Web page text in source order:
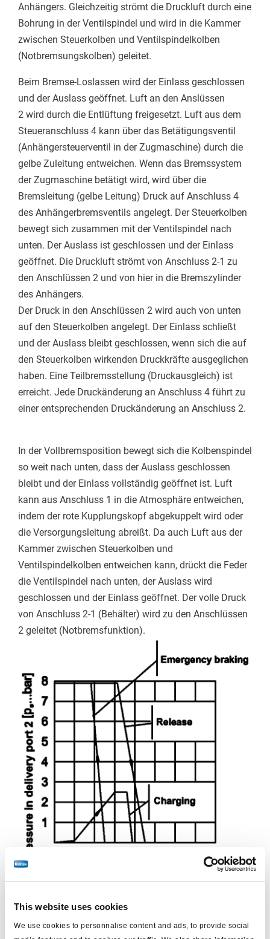
This website uses cookies
We use cookies to personnalise content and ads, to provide social
Anhängers. Gleichzeitig strömt die Druckluft durch eine
Bohrung in der Ventilspindel und wird in die Kammer
zwischen Steuerkolben und Ventilspindelkolben
(Notbremsungskolben) geleitet.
Beim Bremse-Loslassen wird der Einlass geschlossen
und der Auslass geöffnet. Luft an den Anslüssen
2 wird durch die Entlüftung freigesetzt. Luft aus dem
Steueranschluss 4 kann über das Betätigungsventil
(Anhängersteuerventil in der Zugmaschine) durch die
gelbe Zuleitung entweichen. Wenn das Bremssystem
der Zugmaschine betätigt wird, wird über die
Bremsleitung (gelbe Leitung) Druck auf Anschluss 4
des Anhängerbremsventils angelegt. Der Steuerkolben
bewegt sich zusammen mit der Ventilspindel nach
unten. Der Auslass ist geschlossen und der Einlass
geöffnet. Die Druckluft strömt von Anschluss 2-1 zu
den Anschlüssen 2 und von hier in die Bremszylinder
des Anhängers.
Der Druck in den Anschlüssen 2 wird auch von unten
auf den Steuerkolben angelegt. Der Einlass schließt
und der Auslass bleibt geschlossen, wenn sich die auf
den Steuerkolben wirkenden Druckkräfte ausgeglichen
haben. Eine Teilbremsstellung (Druckausgleich) ist
erreicht. Jede Druckänderung an Anschluss 4 führt zu
einer entsprechenden Druckänderung an Anschluss 2.
In der Vollbremsposition bewegt sich die Kolbenspindel
so weit nach unten, dass der Auslass geschlossen
bleibt und der Einlass vollständig geöffnet ist. Luft
kann aus Anschluss 1 in die Atmosphäre entweichen,
indem der rote Kupplungskopf abgekuppelt wird oder
die Versorgungsleitung abreißt. Da auch Luft aus der
Kammer zwischen Steuerkolben und
Ventilspindelkolben entweichen kann, drückt die Feder
die Ventilspindel nach unten, der Auslass wird
geschlossen und der Einlass geöffnet. Der volle Druck
von Anschluss 2-1 (Behälter) wird zu den Anschlüssen
2 geleitet (Notbremsfunktion).